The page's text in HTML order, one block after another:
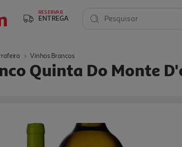
RESERVAR
ENTREGA Pesquisar
Vinhos Brancos
Quinta Do Monte